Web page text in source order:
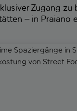
Zugang
– in Praiano
Spaziergänge in